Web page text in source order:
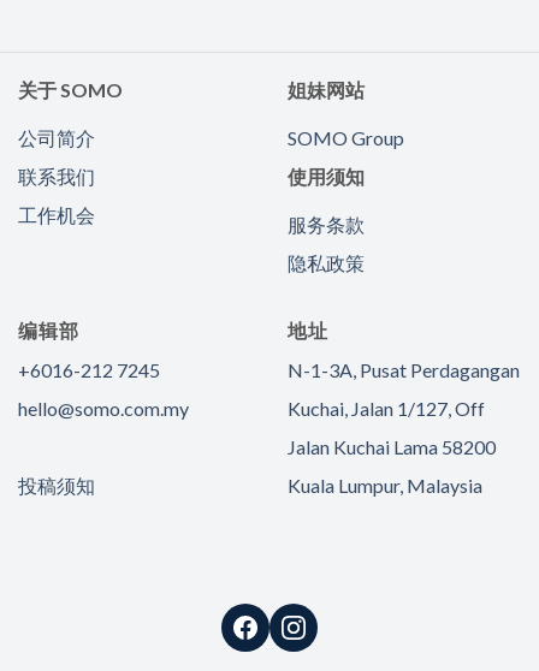
关于 SOMO
公司简介
联系我们
工作机会
姐妹网站
SOMO Group
使用须知
服务条款
隐私政策
编辑部
+6016-212 7245
hello@somo.com.my
投稿须知
地址
N-1-3A, Pusat Perdagangan
Kuchai, Jalan 1/127, Off
Jalan Kuchai Lama 58200
Kuala Lumpur, Malaysia